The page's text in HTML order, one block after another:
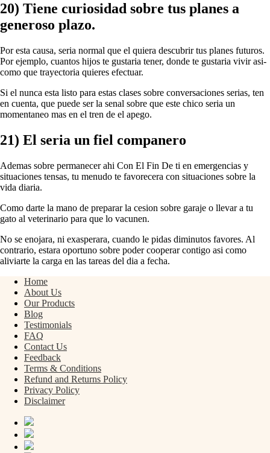
20) Tiene curiosidad sobre tus planes a
generoso plazo.
Por esta causa, seri­a normal que el quiera descubrir tus planes futuros.
Por ejemplo, cuantos hijos te gustaria tener, donde te gustaria vivir asi­
como que trayectoria quieres efectuar.
Si el nunca esta listo para estas clases sobre conversaciones serias, ten
en cuenta, que puede ser la senal sobre que este chico seri­a un
momentaneo mas en el tren de el apego.
21) El seri­a un fiel companero
Ademas sobre permanecer ahi Con El Fin De ti en emergencias y
situaciones tensas, tu menudo te favorecera con situaciones sobre la
vida diaria.
Como darte la mano de preparar la cesion sobre garaje o llevar a tu
gato al veterinario para que lo vacunen.
No se enojara, ni exasperara, cuando le pidas diminutos favores. Al
contrario, estara oportuno sobre poder cooperar contigo asi­ como
aliviarte la carga en las tareas del dia a fecha.
Home
About Us
Our Products
Blog
Testimonials
FAQ
Contact Us
Feedback
Terms & Conditions
Refund and Returns Policy
Privacy Policy
Disclaimer